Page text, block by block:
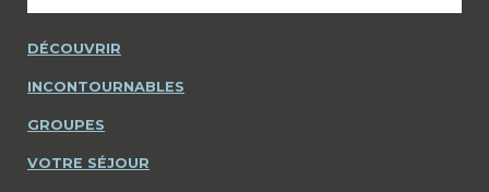
DÉCOUVRIR
INCONTOURNABLES
GROUPES
VOTRE SÉJOUR